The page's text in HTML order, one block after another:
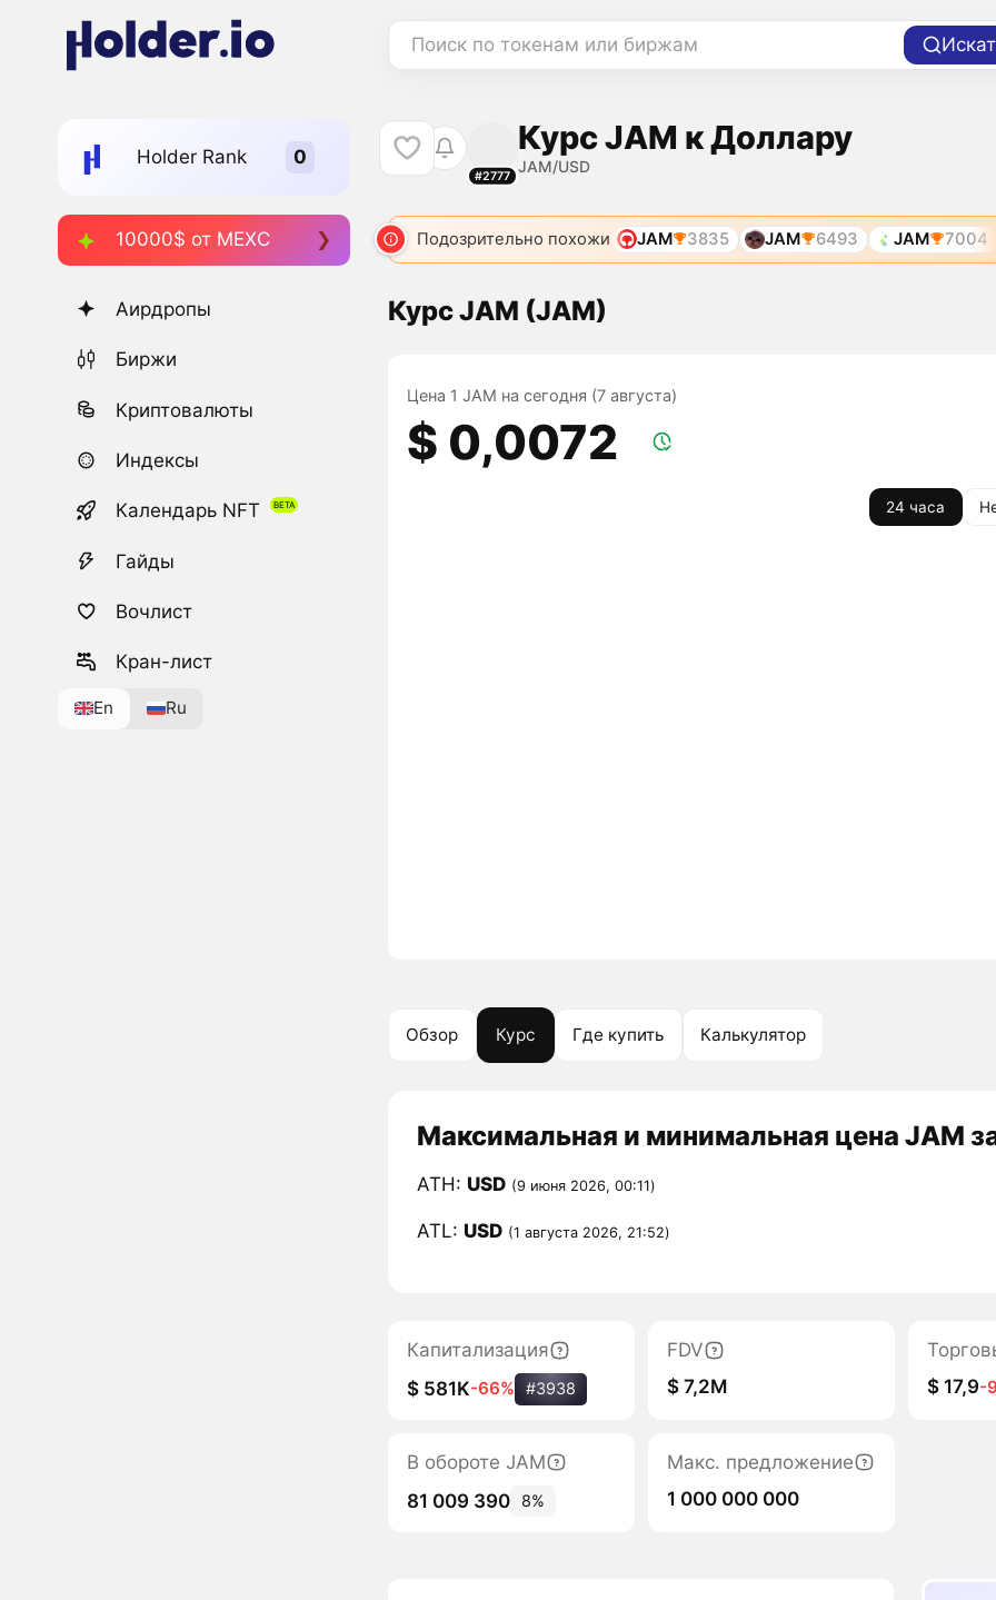
Поиск по токенам или биржам
Holder Rank
10000$ от MEXC
Аирдропы
Биржи
Криптовалюты
Индексы
Календарь NFT
Гайды
Вочлист
Кран-лист
En Ru
#2777
Курс JAM к Доллару
JAM/USD
Подозрительно похожи JAM 3835 JAM 6493 JAM 7004
Курс JAM (JAM)
Цена 1 JAM на сегодня (7 августа)
$ 0,0072
24 часа
Обзор Курс Где купить Калькулятор
Максимальная и минимальная цена JAM
ATH: USD (9 июня 2026, 00:11)
ATL: USD (1 августа 2026, 21:52)
Капитализация
$ 581K-66% #3938
FDV
$ 7,2M
$ 17,9-
В обороте JAM
81 009 390
8%
Макс. предложение
1 000 000 000